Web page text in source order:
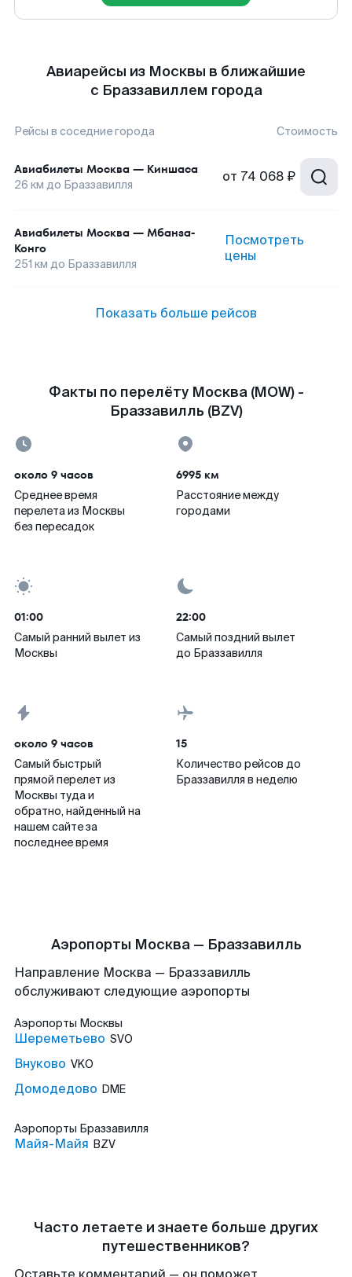
Авиарейсы из Москвы в ближайшие
с Браззавиллем города
Рейсы в соседние города Стоимость
Авиабилеты Москва — Киншаса
26 км до Браззавилля от 74 068 ₽
Авиабилеты Москва — Мбанза-
Конго
251 км до Браззавилля
Посмотреть
цены
Показать больше рейсов
Факты по перелёту Москва (MOW) -
Браззавилль (BZV)
около 9 часов
Среднее время
перелета из Москвы
без пересадок
6995 км
Расстояние между
городами
01:00
Самый ранний вылет из
Москвы
22:00
Самый поздний вылет
до Браззавилля
около 9 часов
Самый быстрый
прямой перелет из
Москвы туда и
обратно, найденный на
нашем сайте за
последнее время
15
Количество рейсов до
Браззавилля в неделю
Аэропорты Москва — Браззавилль
Направление Москва — Браззавилль
обслуживают следующие аэропорты
Аэропорты Москвы
Шереметьево SVO
Внуково VKO
Домодедово DME
Аэропорты Браззавилля
Майя-Майя BZV
Часто летаете и знаете больше других
путешественников?